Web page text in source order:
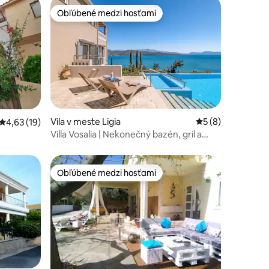
13 ohodnotenie 4,63 z 5, počet hodnotení: 19
4,63 (19)
Obľúbené medzi hosťami
Obľúbené medzi hosťami
Vila v meste Ligia Priemerné
5 (8)
Villa Vosalia | Nekonečný bazén, gril a
Obľúbené medzi hosťami
Obľúbené medzi hosťami